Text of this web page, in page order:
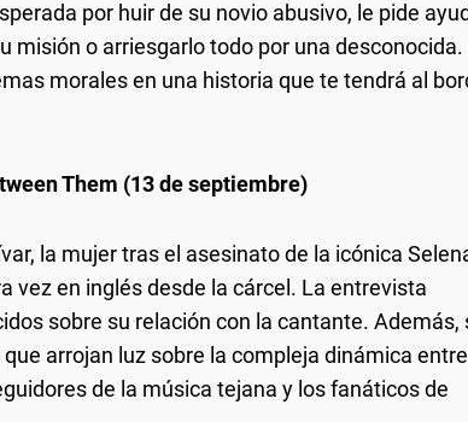
por huir de su novio abusivo, le pide
misión o arriesgarlo todo por una desconocida.
morales en una historia que te tendrá al
Them (13 de septiembre)
la mujer tras el asesinato de la icónica
vez en inglés desde la cárcel. La entrevista
sobre su relación con la cantante. Además,
arrojan luz sobre la compleja dinámica entre
de la música tejana y los fanáticos de